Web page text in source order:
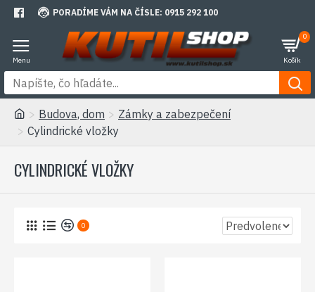
PORADÍME VÁM NA ČÍSLE: 0915 292 100
0
Budova, dom
Zámky a zabezpečení
Cylindrické vložky
CYLINDRICKÉ VLOŽKY
0